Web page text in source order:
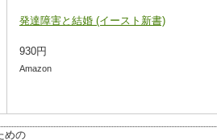
発達障害と結婚 (イースト新書)
930円
Amazon
めの